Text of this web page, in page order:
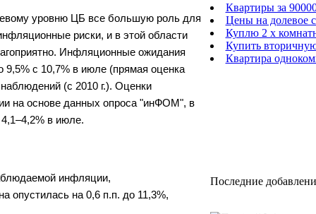
уровню ЦБ все большую роль для
риски, и в этой области
Инфляционные ожидания
9,5% с 10,7% в июле (прямая оценка
(с 2010 г.). Оценки
на основе данных опроса "инФОМ", в
в июле.
инфляции,
опустилась на 0,6 п.п. до 11,3%,
Квартиры за
Цены на долевое
Куплю 2 х
Купить
Квартира
Последние